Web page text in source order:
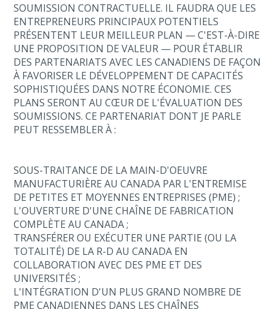
SOUMISSION CONTRACTUELLE. IL FAUDRA QUE LES
ENTREPRENEURS PRINCIPAUX POTENTIELS
PRÉSENTENT LEUR MEILLEUR PLAN — C'EST-À-DIRE
UNE PROPOSITION DE VALEUR — POUR ÉTABLIR
DES PARTENARIATS AVEC LES CANADIENS DE FAÇON
À FAVORISER LE DÉVELOPPEMENT DE CAPACITÉS
SOPHISTIQUÉES DANS NOTRE ÉCONOMIE. CES
PLANS SERONT AU CŒUR DE L'ÉVALUATION DES
SOUMISSIONS. CE PARTENARIAT DONT JE PARLE
PEUT RESSEMBLER À :
SOUS-TRAITANCE DE LA MAIN-D'OEUVRE
MANUFACTURIÈRE AU CANADA PAR L'ENTREMISE
DE PETITES ET MOYENNES ENTREPRISES (PME) ;
L'OUVERTURE D'UNE CHAÎNE DE FABRICATION
COMPLÈTE AU CANADA ;
TRANSFÉRER OU EXÉCUTER UNE PARTIE (OU LA
TOTALITÉ) DE LA R-D AU CANADA EN
COLLABORATION AVEC DES PME ET DES
UNIVERSITÉS ;
L'INTÉGRATION D'UN PLUS GRAND NOMBRE DE
PME CANADIENNES DANS LES CHAÎNES